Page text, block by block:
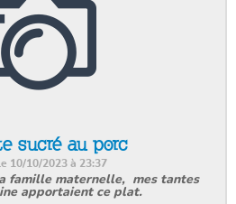
sucré au porc
10/10/2023 à 23:37
famille maternelle, mes tantes
apportaient ce plat.